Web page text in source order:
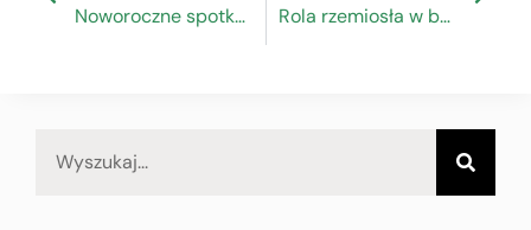
Noworoczne spotkanie w Nowym Sączu Rola rzemiosła w budowaniu odporności państwa